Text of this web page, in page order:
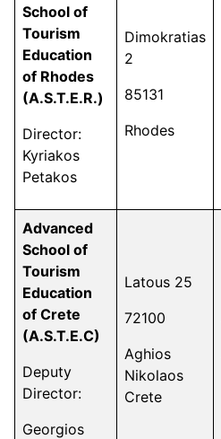
School of
Tourism
Education
of Rhodes
(A.S.T.E.R.)
Director:
Kyriakos
Petakos
Dimokratias
2
85131
Rhodes
Advanced
School of
Tourism
Education
of Crete
(A.S.T.E.C)
Deputy
Director:
Georgios
Latous 25
72100
Aghios
Nikolaos
Crete